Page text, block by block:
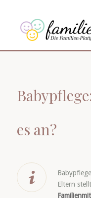
es an?
Eltern